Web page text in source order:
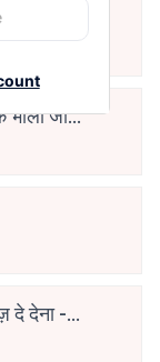
जाए:
दे देना -